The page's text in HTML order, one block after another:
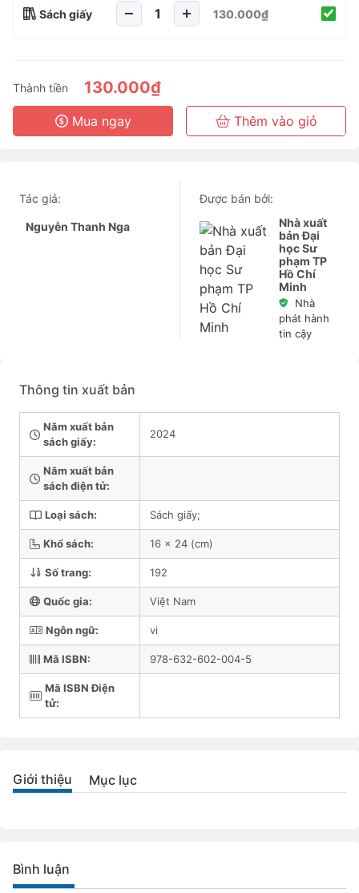
Sách giấy 130.000₫
Thành tiền 130.000₫
Mua ngay Thêm vào giỏ
Tác giả:
Nguyễn Thanh Nga
Được bán bởi:
Nhà xuất
bản Đại
học Sư
phạm TP
Hồ Chí
Minh
Nhà
phát hành
tin cậy
Thông tin xuất bản
Năm xuất bản
sách giấy:
2024
Năm xuất bản
sách điện tử:
Loại sách: Sách giấy;
Khổ sách: 16 x 24 (cm)
Số trang: 192
Quốc gia: Việt Nam
Ngôn ngữ: vi
Mã ISBN: 978-632-602-004-5
Mã ISBN Điện
tử:
Giới thiệu Mục lục
Bình luận